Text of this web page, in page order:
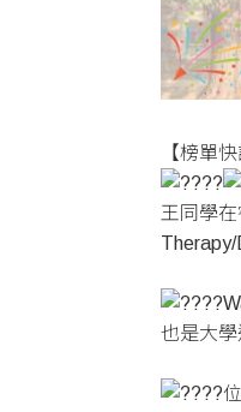
【榜單快
王同學
Therapy/
也是大